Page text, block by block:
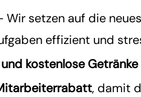
Wir setzen auf die
effizient und
kostenlose Getränke
, damit